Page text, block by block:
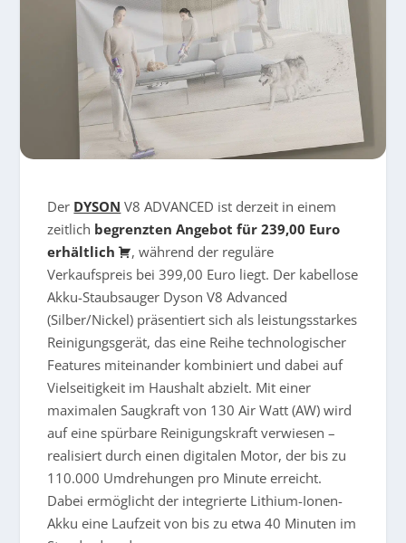
Der DYSON V8 ADVANCED ist derzeit in einem
zeitlich begrenzten Angebot für 239,00 Euro
erhältlich
, während der reguläre
Verkaufspreis bei 399,00 Euro liegt. Der kabellose
Akku-Staubsauger Dyson V8 Advanced
(Silber/Nickel) präsentiert sich als leistungsstarkes
Reinigungsgerät, das eine Reihe technologischer
Features miteinander kombiniert und dabei auf
Vielseitigkeit im Haushalt abzielt. Mit einer
maximalen Saugkraft von 130 Air Watt (AW) wird
auf eine spürbare Reinigungskraft verwiesen –
realisiert durch einen digitalen Motor, der bis zu
110.000 Umdrehungen pro Minute erreicht.
Dabei ermöglicht der integrierte Lithium-Ionen-
Akku eine Laufzeit von bis zu etwa 40 Minuten im